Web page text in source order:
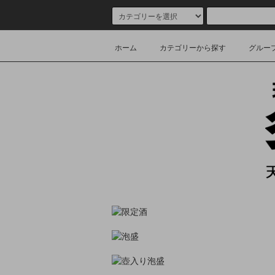
ホーム カテゴリーから探す グルー